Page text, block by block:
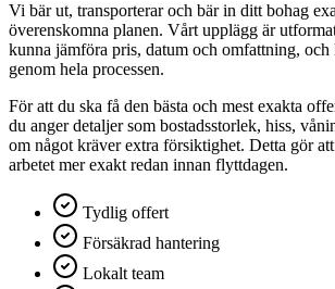
Vi bär ut, transporterar och bär in ditt bohag
överenskomna planen. Vårt upplägg är
kunna jämföra pris, datum och omfattning,
genom hela processen.
För att du ska få den bästa och mest exakta
du anger detaljer som bostadsstorlek, hiss,
om något kräver extra försiktighet. Detta gör
arbetet mer exakt redan innan flyttdagen.
Tydlig offert
Försäkrad hantering
Lokalt team